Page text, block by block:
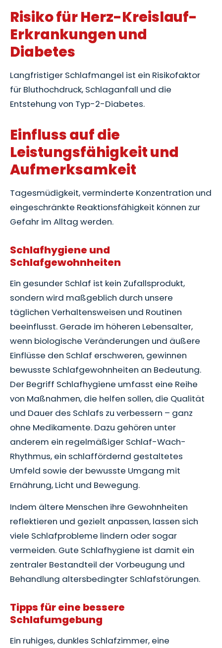
Risiko für Herz-Kreislauf-
Erkrankungen und
Diabetes
Langfristiger Schlafmangel ist ein Risikofaktor
für Bluthochdruck, Schlaganfall und die
Entstehung von Typ-2-Diabetes.
Einfluss auf die
Leistungsfähigkeit und
Aufmerksamkeit
Tagesmüdigkeit, verminderte Konzentration und
eingeschränkte Reaktionsfähigkeit können zur
Gefahr im Alltag werden.
Schlafhygiene und
Schlafgewohnheiten
Ein gesunder Schlaf ist kein Zufallsprodukt,
sondern wird maßgeblich durch unsere
täglichen Verhaltensweisen und Routinen
beeinflusst. Gerade im höheren Lebensalter,
wenn biologische Veränderungen und äußere
Einflüsse den Schlaf erschweren, gewinnen
bewusste Schlafgewohnheiten an Bedeutung.
Der Begriff Schlafhygiene umfasst eine Reihe
von Maßnahmen, die helfen sollen, die Qualität
und Dauer des Schlafs zu verbessern – ganz
ohne Medikamente. Dazu gehören unter
anderem ein regelmäßiger Schlaf-Wach-
Rhythmus, ein schlaffördernd gestaltetes
Umfeld sowie der bewusste Umgang mit
Ernährung, Licht und Bewegung.
Indem ältere Menschen ihre Gewohnheiten
reflektieren und gezielt anpassen, lassen sich
viele Schlafprobleme lindern oder sogar
vermeiden. Gute Schlafhygiene ist damit ein
zentraler Bestandteil der Vorbeugung und
Behandlung altersbedingter Schlafstörungen.
Tipps für eine bessere
Schlafumgebung
Ein ruhiges, dunkles Schlafzimmer, eine